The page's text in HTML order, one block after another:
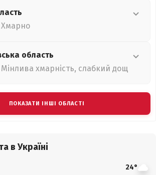
Хмарно
область
Мінлива хмарність, слабкий дощ
ПОКАЗАТИ ІНШІ ОБЛАСТІ
в Україні
24°